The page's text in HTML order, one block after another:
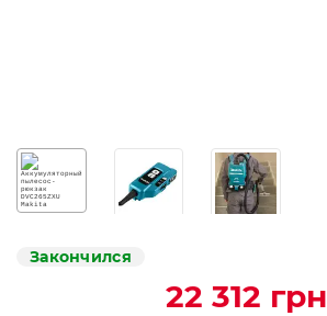
Закончился
22 312 грн